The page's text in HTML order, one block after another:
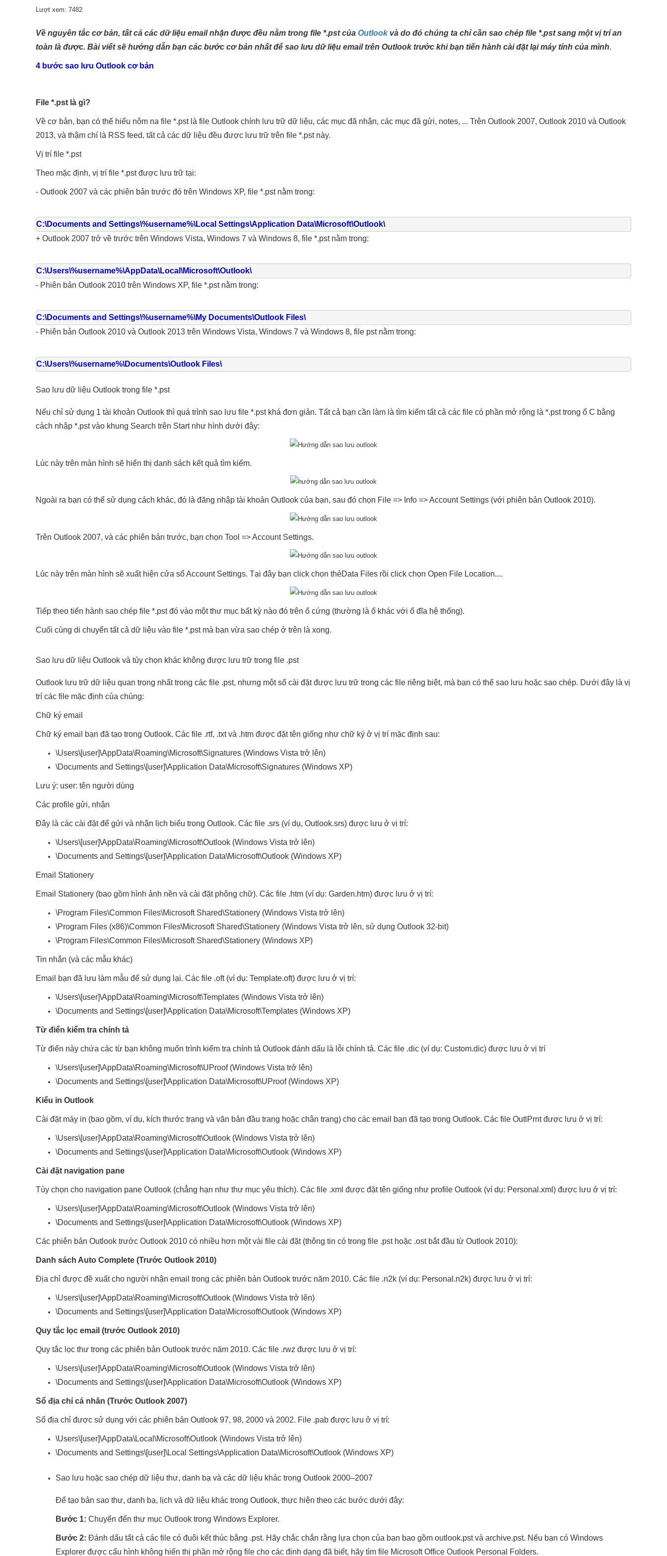
Lượt xem: 7482
Về nguyên tắc cơ bản, tất cả các dữ liệu email nhận được đều nằm trong file *.pst của Outlookvà do đó chúng ta chỉ cần sao chép file *.pst sang một vị trí an
toàn là được. Bài viết sẽ hướng dẫn bạn các bước cơ bản nhất để sao lưu dữ liệu email trên Outlook trước khi bạn tiến hành cài đặt lại máy tính của mình.
4 bước sao lưu Outlook cơ bản
File *.pst là gì?
Về cơ bản, bạn có thể hiểu nôm na file *.pst là file Outlook chính lưu trữ dữ liệu, các mục đã nhận, các mục đã gửi, notes, ... Trên Outlook 2007, Outlook 2010 và Outlook
2013, và thậm chí là RSS feed, tất cả các dữ liệu đều được lưu trữ trên file *.pst này.
Vị trí file *.pst
Theo mặc định, vị trí file *.pst được lưu trữ tại:
- Outlook 2007 và các phiên bản trước đó trên Windows XP, file *.pst nằm trong:
C:\Documents and Settings\%username%\Local Settings\Application Data\Microsoft\Outlook\
+ Outlook 2007 trở về trước trên Windows Vista, Windows 7 và Windows 8, file *.pst nằm trong:
C:\Users\%username%\AppData\Local\Microsoft\Outlook\
- Phiên bản Outlook 2010 trên Windows XP, file *.pst nằm trong:
C:\Documents and Settings\%username%\My Documents\Outlook Files\
- Phiên bản Outlook 2010 và Outlook 2013 trên Windows Vista, Windows 7 và Windows 8, file pst nằm trong:
C:\Users\%username%\Documents\Outlook Files\
Sao lưu dữ liệu Outlook trong file *.pst
Nếu chỉ sử dụng 1 tài khoản Outlook thì quá trình sao lưu file *.pst khá đơn giản. Tất cả bạn cần làm là tìm kiếm tất cả các file có phần mở rộng là *.pst trong ổ C bằng
cách nhập *.pst vào khung Search trên Start như hình dưới đây:
Lúc này trên màn hình sẽ hiển thị danh sách kết quả tìm kiếm.
Ngoài ra bạn có thể sử dụng cách khác, đó là đăng nhập tài khoản Outlook của bạn, sau đó chọn File => Info => Account Settings (với phiên bản Outlook 2010).
Trên Outlook 2007, và các phiên bản trước, bạn chọn Tool => Account Settings.
Lúc này trên màn hình sẽ xuất hiện cửa sổ Account Settings. Tại đây bạn click chọn thẻData Files rồi click chọn Open File Location....
Tiếp theo tiến hành sao chép file *.pst đó vào một thư mục bất kỳ nào đó trên ổ cứng (thường là ổ khác với ổ đĩa hệ thống).
Cuối cùng di chuyển tất cả dữ liệu vào file *.pst mà bạn vừa sao chép ở trên là xong.
Sao lưu dữ liệu Outlook và tùy chọn khác không được lưu trữ trong file .pst
Outlook lưu trữ dữ liệu quan trọng nhất trong các file .pst, nhưng một số cài đặt được lưu trữ trong các file riêng biệt, mà bạn có thể sao lưu hoặc sao chép. Dưới đây là vị
trí các file mặc định của chúng:
Chữ ký email
Chữ ký email bạn đã tạo trong Outlook. Các file .rtf, .txt và .htm được đặt tên giống như chữ ký ở vị trí mặc định sau:
\Users\[user]\AppData\Roaming\Microsoft\Signatures (Windows Vista trở lên)
\Documents and Settings\[user]\Application Data\Microsoft\Signatures (Windows XP)
Lưu ý: user: tên người dùng
Các profile gửi, nhận
Đây là các cài đặt để gửi và nhận lịch biểu trong Outlook. Các file .srs (ví dụ, Outlook.srs) được lưu ở vị trí:
\Users\[user]\AppData\Roaming\Microsoft\Outlook (Windows Vista trở lên)
\Documents and Settings\[user]\Application Data\Microsoft\Outlook (Windows XP)
Email Stationery
Email Stationery (bao gồm hình ảnh nền và cài đặt phông chữ). Các file .htm (ví dụ: Garden.htm) được lưu ở vị trí:
\Program Files\Common Files\Microsoft Shared\Stationery (Windows Vista trở lên)
\Program Files (x86)\Common Files\Microsoft Shared\Stationery (Windows Vista trở lên, sử dụng Outlook 32-bit)
\Program Files\Common Files\Microsoft Shared\Stationery (Windows XP)
Tin nhắn (và các mẫu khác)
Email bạn đã lưu làm mẫu để sử dụng lại. Các file .oft (ví dụ: Template.oft) được lưu ở vị trí:
\Users\[user]\AppData\Roaming\Microsoft\Templates (Windows Vista trở lên)
\Documents and Settings\[user]\Application Data\Microsoft\Templates (Windows XP)
Từ điển kiểm tra chính tả
Từ điển này chứa các từ bạn không muốn trình kiểm tra chính tả Outlook đánh dấu là lỗi chính tả. Các file .dic (ví dụ: Custom.dic) được lưu ở vị trí
\Users\[user]\AppData\Roaming\Microsoft\UProof (Windows Vista trở lên)
\Documents and Settings\[user]\Application Data\Microsoft\UProof (Windows XP)
Kiểu in Outlook
Cài đặt máy in (bao gồm, ví dụ, kích thước trang và văn bản đầu trang hoặc chân trang) cho các email bạn đã tạo trong Outlook. Các file OutlPrnt được lưu ở vị trí:
\Users\[user]\AppData\Roaming\Microsoft\Outlook (Windows Vista trở lên)
\Documents and Settings\[user]\Application Data\Microsoft\Outlook (Windows XP)
Cài đặt navigation pane
Tùy chọn cho navigation pane Outlook (chẳng hạn như thư mục yêu thích). Các file .xml được đặt tên giống như profile Outlook (ví dụ: Personal.xml) được lưu ở vị trí:
\Users\[user]\AppData\Roaming\Microsoft\Outlook (Windows Vista trở lên)
\Documents and Settings\[user]\Application Data\Microsoft\Outlook (Windows XP)
Các phiên bản Outlook trước Outlook 2010 có nhiều hơn một vài file cài đặt (thông tin có trong file .pst hoặc .ost bắt đầu từ Outlook 2010):
Danh sách Auto Complete (Trước Outlook 2010)
Địa chỉ được đề xuất cho người nhận email trong các phiên bản Outlook trước năm 2010. Các file .n2k (ví dụ: Personal.n2k) được lưu ở vị trí:
\Users\[user]\AppData\Roaming\Microsoft\Outlook (Windows Vista trở lên)
\Documents and Settings\[user]\Application Data\Microsoft\Outlook (Windows XP)
Quy tắc lọc email (trước Outlook 2010)
Quy tắc lọc thư trong các phiên bản Outlook trước năm 2010. Các file .rwz được lưu ở vị trí:
\Users\[user]\AppData\Roaming\Microsoft\Outlook (Windows Vista trở lên)
\Documents and Settings\[user]\Application Data\Microsoft\Outlook (Windows XP)
Sổ địa chỉ cá nhân (Trước Outlook 2007)
Sổ địa chỉ được sử dụng với các phiên bản Outlook 97, 98, 2000 và 2002. File .pab được lưu ở vị trí:
\Users\[user]\AppData\Local\Microsoft\Outlook (Windows Vista trở lên)
\Documents and Settings\[user]\Local Settings\Application Data\Microsoft\Outlook (Windows XP)
Sao lưu hoặc sao chép dữ liệu thư, danh bạ và các dữ liệu khác trong Outlook 2000–2007
Để tạo bản sao thư, danh bạ, lịch và dữ liệu khác trong Outlook, thực hiện theo các bước dưới đây:
Bước 1: Chuyển đến thư mục Outlook trong Windows Explorer.
Bước 2: Đánh dấu tất cả các file có đuôi kết thúc bằng .pst. Hãy chắc chắn rằng lựa chọn của bạn bao gồm outlook.pst và archive.pst. Nếu bạn có Windows
Explorer được cấu hình không hiển thị phần mở rộng file cho các định dạng đã biết, hãy tìm file Microsoft Office Outlook Personal Folders.